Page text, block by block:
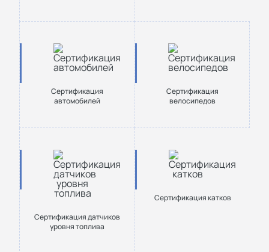
Сертификация
автомобилей
Сертификация
велосипедов
Сертификация датчиков
уровня топлива
Сертификация катков